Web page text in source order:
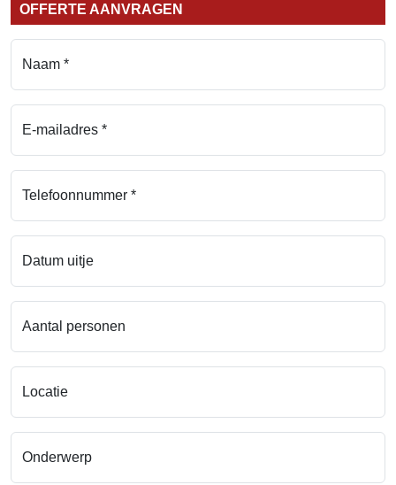
OFFERTE AANVRAGEN
Naam *
E-mailadres *
Telefoonnummer *
Datum uitje
Aantal personen
Locatie
Onderwerp